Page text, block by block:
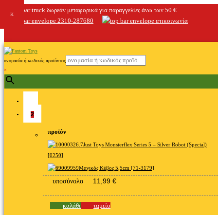
δωρεάν μεταφορικά για παραγγελίες άνω των 50 €
2310-287680
επικοινωνία
ονομασία ή κωδικός προϊόντος
×
2
προϊόν
Just Toys Monsterflex Series 5 – Silver Robot (Special)
[0250]
Μαγικός Κύβος 5,5cm [71-3179]
υποσύνολο 11,99 €
καλάθι ταμείο